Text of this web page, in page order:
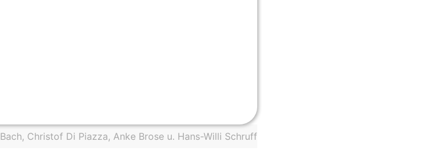
Christof Di Piazza, Anke Brose u. Hans-Willi Schruff